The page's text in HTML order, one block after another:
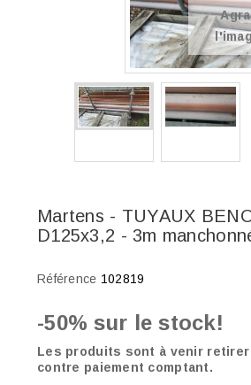
Martens - TUYAUX
D125x3,2 - 3m
Référence 102819
-50% sur le stock!
Les produits sont à venir retirer
contre paiement comptant.